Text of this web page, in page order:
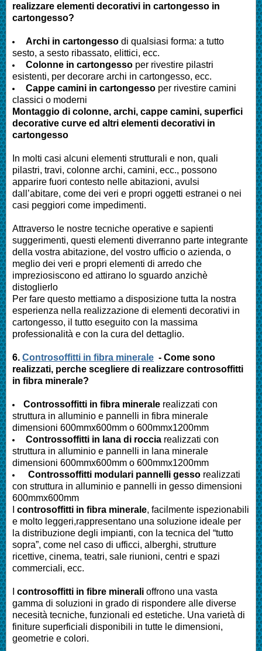
realizzare elementi decorativi in cartongesso in
cartongesso?
Archi in cartongesso di qualsiasi forma: a tutto
sesto, a sesto ribassato, elittici, ecc.
Colonne in cartongesso per rivestire pilastri
esistenti, per decorare archi in cartongesso, ecc.
Cappe camini in cartongesso per rivestire camini
classici o moderni
Montaggio di colonne, archi, cappe camini, superfici
decorative curve ed altri elementi decorativi in
cartongesso
In molti casi alcuni elementi strutturali e non, quali
pilastri, travi, colonne archi, camini, ecc., possono
apparire fuori contesto nelle abitazioni, avulsi
dall’abitare, come dei veri e propri oggetti estranei o nei
casi peggiori come impedimenti.
Attraverso le nostre tecniche operative e sapienti
suggerimenti, questi elementi diverranno parte integrante
della vostra abitazione, del vostro ufficio o azienda, o
meglio dei veri e propri elementi di arredo che
impreziosiscono ed attirano lo sguardo anzichè
distoglierlo
Per fare questo mettiamo a disposizione tutta la nostra
esperienza nella realizzazione di elementi decorativi in
cartongesso, il tutto eseguito con la massima
professionalità e con la cura del dettaglio.
6. Controsoffitti in fibra minerale - Come sono
realizzati, perche scegliere di realizzare controsoffitti
in fibra minerale?
Controssoffitti in fibra minerale realizzati con
struttura in alluminio e pannelli in fibra minerale
dimensioni 600mmx600mm o 600mmx1200mm
Controssoffitti in lana di roccia realizzati con
struttura in alluminio e pannelli in lana minerale
dimensioni 600mmx600mm o 600mmx1200mm
Controssoffitti modulari pannelli gesso realizzati
con struttura in alluminio e pannelli in gesso dimensioni
600mmx600mm
controsoffitti in fibra minerale, facilmente ispezionabili
e molto leggeri,rappresentano una soluzione ideale per
la distribuzione degli impianti, con la tecnica del “tutto
sopra”, come nel caso di ufficci, alberghi, strutture
ricettive, cinema, teatri, sale riunioni, centri e spazi
commerciali, ecc.
controsoffitti in fibre minerali offrono una vasta
gamma di soluzioni in grado di rispondere alle diverse
necesità tecniche, funzionali ed estetiche. Una varietà di
finiture superficiali disponibili in tutte le dimensioni,
geometrie e colori.